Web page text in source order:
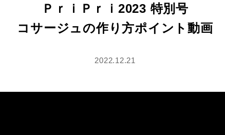
ＰｒｉＰｒｉ2023 特別号
コサージュの作り方ポイント動画
2022.12.21